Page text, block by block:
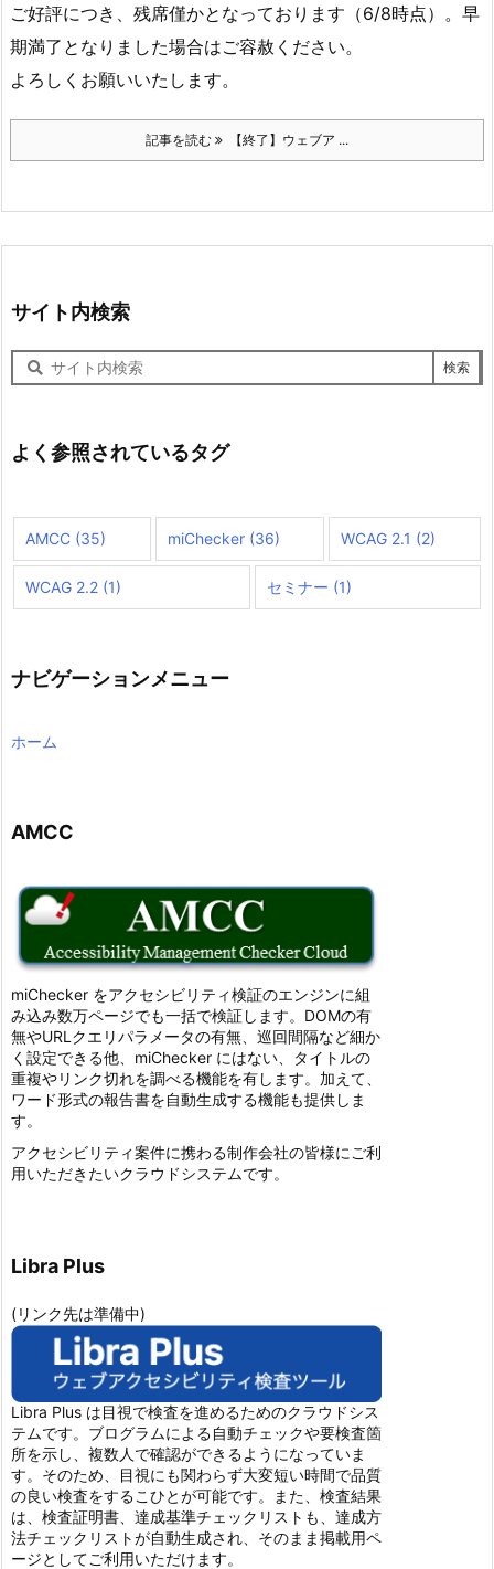
ご好評につき、残席僅かとなっております（6/8時点）。早
期満了となりました場合はご容赦ください。
よろしくお願いいたします。
記事を読む 【終了】ウェブア ...
サイト内検索
サ
イ
検
索
よく参照されているタグ
AMCC (35) miChecker(36) WCAG 2.1 (2)
WCAG 2.2 (1) セミナー (1)
ナビゲーションメニュー
ホーム
AMCC
miChecker をアクセシビリティ検証のエンジンに組
み込み数万ページでも一括で検証します。DOMの有
無やURLクエリパラメータの有無、巡回間隔など細か
く設定できる他、miChecker にはない、タイトルの
重複やリンク切れを調べる機能を有します。加えて、
ワード形式の報告書を自動生成する機能も提供しま
す。
アクセシビリティ案件に携わる制作会社の皆様にご利
用いただきたいクラウドシステムです。
Libra Plus
(リンク先は準備中)
Libra Plus は目視で検査を進めるためのクラウドシス
テムです。ブログラムによる自動チェックや要検査箇
所を示し、複数人で確認ができるようになっていま
す。そのため、目視にも関わらず大変短い時間で品質
の良い検査をするこひとが可能です。また、検査結果
は、検査証明書、達成基準チェックリストも、達成方
法チェックリストが自動生成され、そのまま掲載用ペ
ージとしてご利用いただけます。